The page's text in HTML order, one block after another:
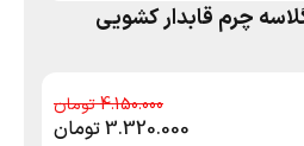
چرم قابدار کشویی
4.150.000
3.320.000تومان